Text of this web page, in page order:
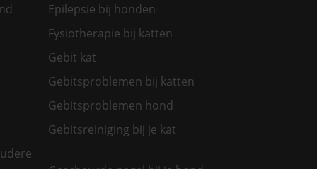
Epilepsie bij honden
Fysiotherapie bij katten
Gebit kat
Gebitsproblemen bij katten
Gebitsproblemen hond
Gebitsreiniging bij je kat